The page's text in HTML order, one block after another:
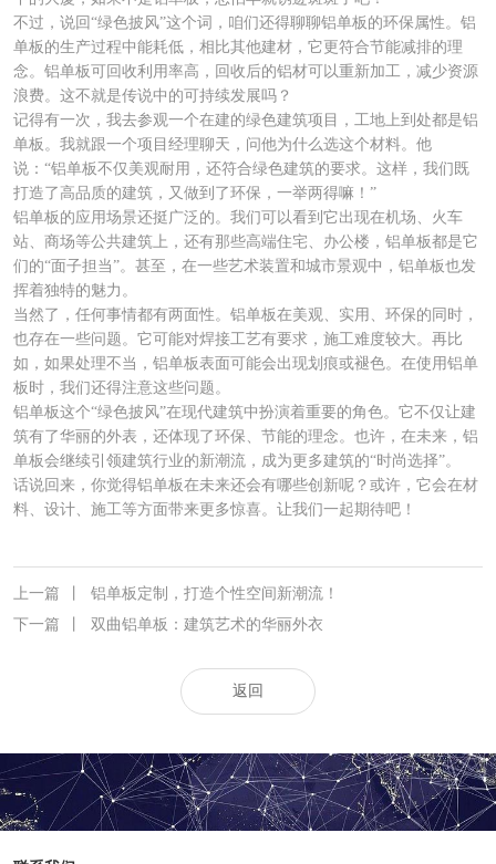
不过，说回“绿色披风”这个词，咱们还得聊聊铝单板的环保属性。铝
单板的生产过程中能耗低，相比其他建材，它更符合节能减排的理
念。铝单板可回收利用率高，回收后的铝材可以重新加工，减少资源
浪费。这不就是传说中的可持续发展吗？
记得有一次，我去参观一个在建的绿色建筑项目，工地上到处都是铝
单板。我就跟一个项目经理聊天，问他为什么选这个材料。他
说：“铝单板不仅美观耐用，还符合绿色建筑的要求。这样，我们既
打造了高品质的建筑，又做到了环保，一举两得嘛！”
铝单板的应用场景还挺广泛的。我们可以看到它出现在机场、火车
站、商场等公共建筑上，还有那些高端住宅、办公楼，铝单板都是它
们的“面子担当”。甚至，在一些艺术装置和城市景观中，铝单板也发
挥着独特的魅力。
当然了，任何事情都有两面性。铝单板在美观、实用、环保的同时，
也存在一些问题。它可能对焊接工艺有要求，施工难度较大。再比
如，如果处理不当，铝单板表面可能会出现划痕或褪色。在使用铝单
板时，我们还得注意这些问题。
铝单板这个“绿色披风”在现代建筑中扮演着重要的角色。它不仅让建
筑有了华丽的外表，还体现了环保、节能的理念。也许，在未来，铝
单板会继续引领建筑行业的新潮流，成为更多建筑的“时尚选择”。
话说回来，你觉得铝单板在未来还会有哪些创新呢？或许，它会在材
料、设计、施工等方面带来更多惊喜。让我们一起期待吧！
上一篇
铝单板定制，打造个性空间新潮流！
下一篇
双曲铝单板：建筑艺术的华丽外衣
返回